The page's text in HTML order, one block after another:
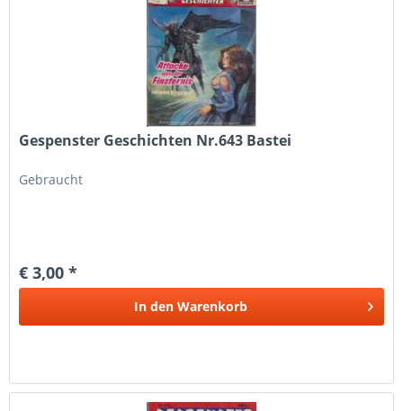
Gespenster Geschichten Nr.643 Bastei
Gebraucht
€ 3,00 *
In den Warenkorb